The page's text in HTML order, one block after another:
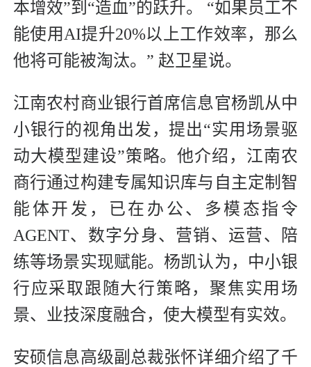
本增效”到“造血”的跃升。 “如果员工不
能使用AI提升20%以上工作效率，那么
他将可能被淘汰。” 赵卫星说。
江南农村商业银行首席信息官杨凯从中
小银行的视角出发，提出“实用场景驱
动大模型建设”策略。他介绍，江南农
商行通过构建专属知识库与自主定制智
能体开发，已在办公、多模态指令
AGENT、数字分身、营销、运营、陪
练等场景实现赋能。杨凯认为，中小银
行应采取跟随大行策略，聚焦实用场
景、业技深度融合，使大模型有实效。
安硕信息高级副总裁张怀详细介绍了千